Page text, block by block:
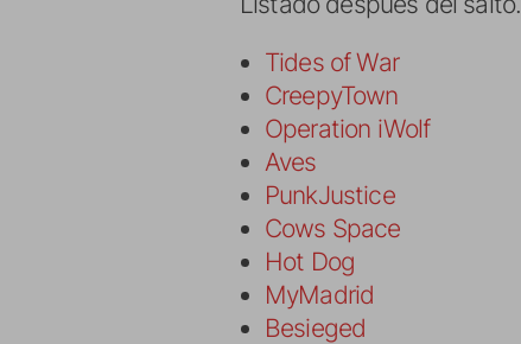
Tides of War
CreepyTown
Operation iWolf
Aves
PunkJustice
Cows Space
Hot Dog
MyMadrid
Besieged